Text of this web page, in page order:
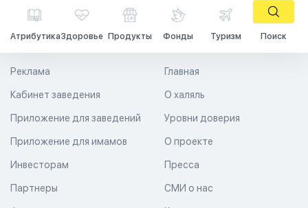
АтрибутикаЗдоровье Продукты Фонды Туризм Поиск
Главная
О халяль
Уровни доверия
Реклама
Кабинет заведения
Приложение для заведений
Приложение для имамов О проекте
Пресса
СМИ о нас
Инвесторам
Партнеры